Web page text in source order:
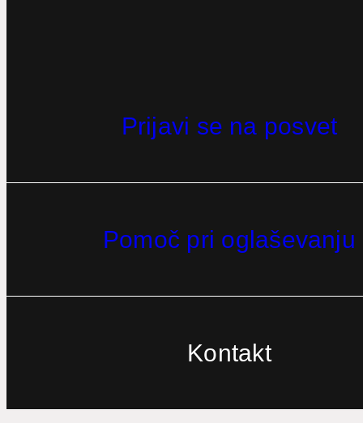
Prijavi se na posvet
Pomoč pri oglaševanju
Kontakt